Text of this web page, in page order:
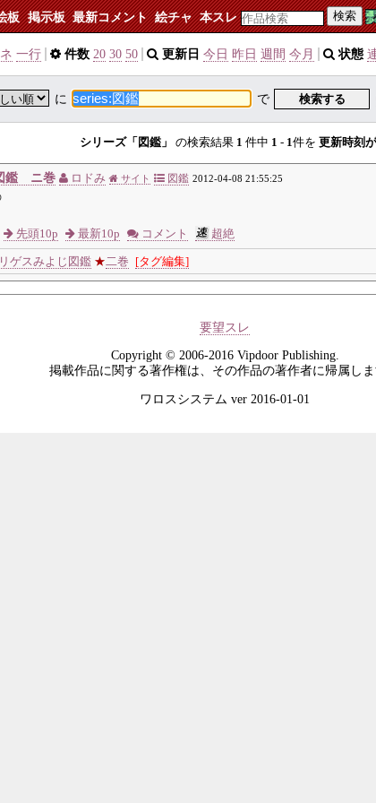
板 掲示板 最新コメント 絵チャ 本スレ 検索
一行 件数 20 30 50 更新日 今日 昨日 週間 今月 状態
に で 検索する
シリーズ「図鑑」 の検索結果 1 件中 1 - 1件を 更新時刻
鑑 ニ巻 ロドみ サイト 図鑑 2012-04-08 21:55:25
先頭10p 最新10p コメント 超絶
ゲスみよじ図鑑 ★ 二巻 [タグ編集]
要望スレ
Copyright © 2006-2016 Vipdoor Publishing.
掲載作品に関する著作権は、その作品の著作者に帰属しま
ワロスシステム ver 2016-01-01